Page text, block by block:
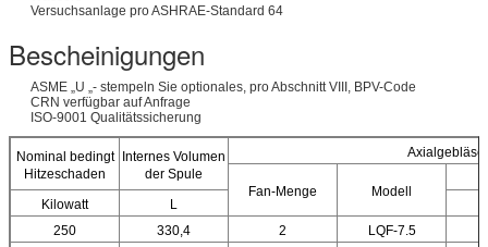
Versuchsanlage pro ASHRAE-Standard 64
Bescheinigungen
ASME „U „- stempeln Sie optionales, pro Abschnitt VIII, BPV-Code
CRN verfügbar auf Anfrage
ISO-9001 Qualitätssicherung
Nominal bedingt
Hitzeschaden
Internes Volumen
der Spule
Axialgebläse
Fan-Menge Modell
Kilowatt
L
250
330,4 2 LQF-7.5